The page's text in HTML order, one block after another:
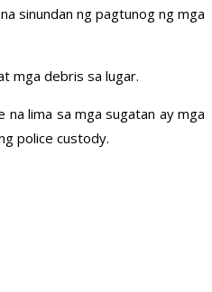
sinundan ng pagtunog ng mga
mga debris sa lugar.
na lima sa mga sugatan ay mga
police custody.